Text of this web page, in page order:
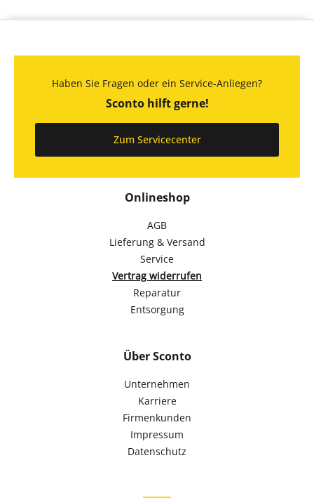
Onlineshop
AGB
Lieferung & Versand
Service
Vertrag widerrufen
Reparatur
Entsorgung
Über Sconto
Unternehmen
Karriere
Firmenkunden
Impressum
Datenschutz
Haben Sie Fragen oder ein Service-Anliegen?
Sconto hilft gerne!
Zum Servicecenter